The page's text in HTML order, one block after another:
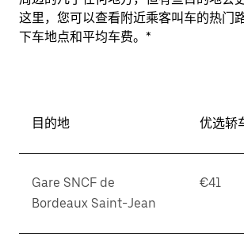
这里，您可以查看附近乘客叫车的热门
下车地点和平均车费。*
目的地 优选轿
Gare SNCF de
Bordeaux Saint-Jean
€41